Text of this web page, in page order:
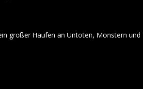
großer Haufen an Untoten, Monstern und